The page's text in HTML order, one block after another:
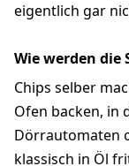
eigentlich gar
Wie werden die
Chips selber
Ofen backen, in
Dörrautomaten
klassisch in Öl